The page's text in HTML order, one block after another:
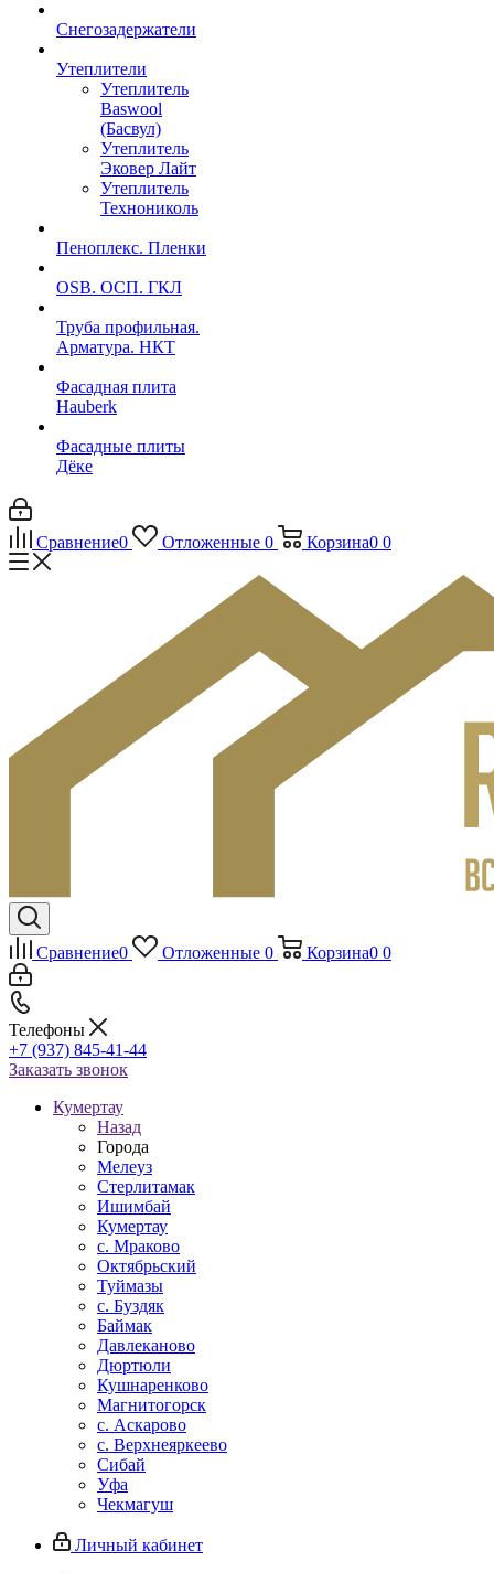
Снегозадержатели
Утеплители
Утеплитель
Baswool
(Басвул)
Утеплитель
Эковер Лайт
Утеплитель
Технониколь
Пеноплекс. Пленки
OSB. ОСП. ГКЛ
Труба профильная.
Арматура. НКТ
Фасадная плита
Hauberk
Фасадные плиты
Дёке
Сравнение0 Отложенные 0 Корзина0 0
Сравнение0 Отложенные 0 Корзина0 0
Телефоны
+7 (937) 845-41-44
Заказать звонок
Кумертау
Назад
Города
Мелеуз
Стерлитамак
Ишимбай
Кумертау
c. Мраково
Октябрьский
Туймазы
c. Буздяк
Баймак
Давлеканово
Дюртюли
Кушнаренково
Магнитогорск
с. Аскарово
с. Верхнеяркеево
Сибай
Уфа
Чекмагуш
Личный кабинет